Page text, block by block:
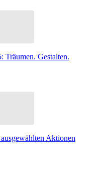
Gestalten.
Aktionen